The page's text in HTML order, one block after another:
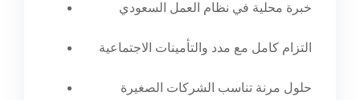
خبرة محلية في نظام العمل السعودي
التزام كامل مع مدد والتأمينات الاجتماعية
حلول مرنة تناسب الشركات الصغيرة